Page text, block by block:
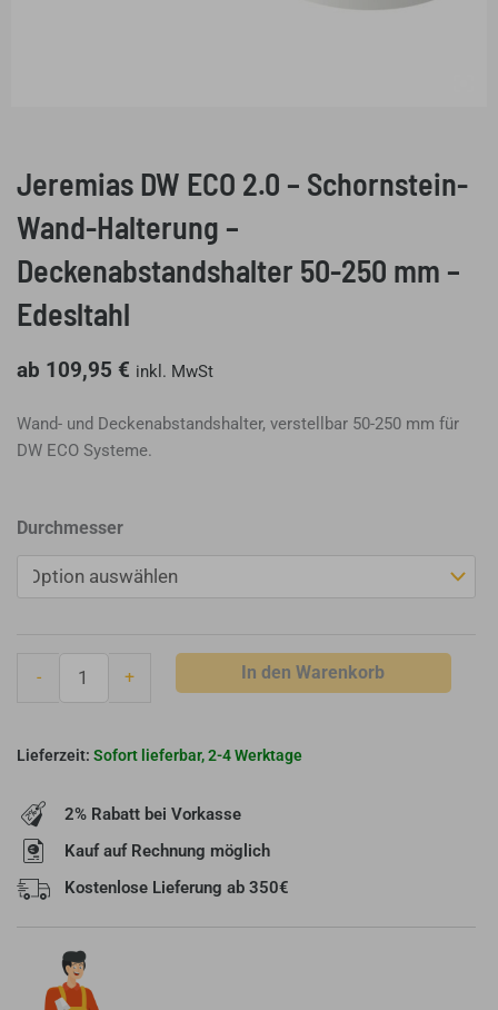
Jeremias DW ECO 2.0 – Schornstein-
Wand-Halterung –
Deckenabstandshalter 50-250 mm –
Edesltahl
ab 109,95 € inkl. MwSt
Wand- und Deckenabstandshalter, verstellbar 50-250 mm für
DW ECO Systeme.
Durchmesser
-
Jeremias
ECO
2.0
Schornstein-
Wand-
Halterung
Deckenabstandshalter
250
mm
Edesltahl
Menge
+ In den Warenkorb
Sofort lieferbar, 2-4 Werktage
2% Rabatt bei Vorkasse
Kauf auf Rechnung möglich
Kostenlose Lieferung ab 350€